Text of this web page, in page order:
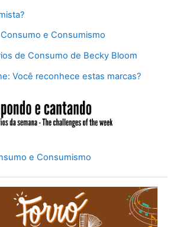
URL
e Consumismo
URL
de Consumo de Becky Bloom
URL
Você reconhece estas marcas?
URL
e Consumismo
Fórum